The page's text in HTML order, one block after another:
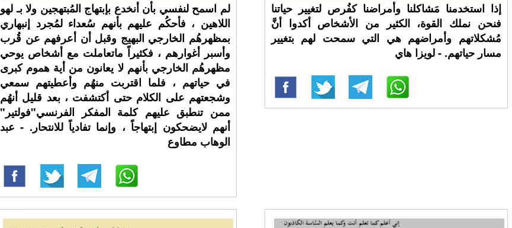
لم اسمح لنفسي بأن أنخدع بإبتهاج المُبتهجين ولا بـ لهو
اللاهين ، فأحكُم عليهم بأنهم سُعداء لمُجرد إنبهاري
بمظهرهُم الخارجي البهيج وقبل أن أعرفهم عن قُرب
وأسبر أغوارهم ، فكثيراً ماتعاملت مع أشخاص يوحي
مظهرهُم الخارجي بأنهم لا يعانون من أية هموم كبرى
في حياتهم ، فلما اقتربت منهُم وأعطيتهم سمعي
وشجعتهم على الكلام حتى أكتشفت ، بعد قليل أنهُم
ممن تنطبق عليهم كلمة المفكر الفرنسي"فولتير"
أنهم لايضحكون إبتهاجاً ، وإنما تفادياً للانتحار. - عبد
الوهاب مطاوع
إذا استخدمنا مَشاكلنا وأمراضنا كفُرص لتغيير حياتنا
فنحن نملك القوة، الكثير من الأشخاص أكدوا أنَّ
مُشكلاتهم وأمراضهم هي التي سمحت لهم بتغيير
مسار حياتهم. - لويزا هاي